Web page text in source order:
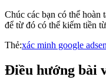
Chúc các bạn có thể hoàn
để từ đó có thể kiếm tiền
Thẻ:xác minh google
Điều hướng bài